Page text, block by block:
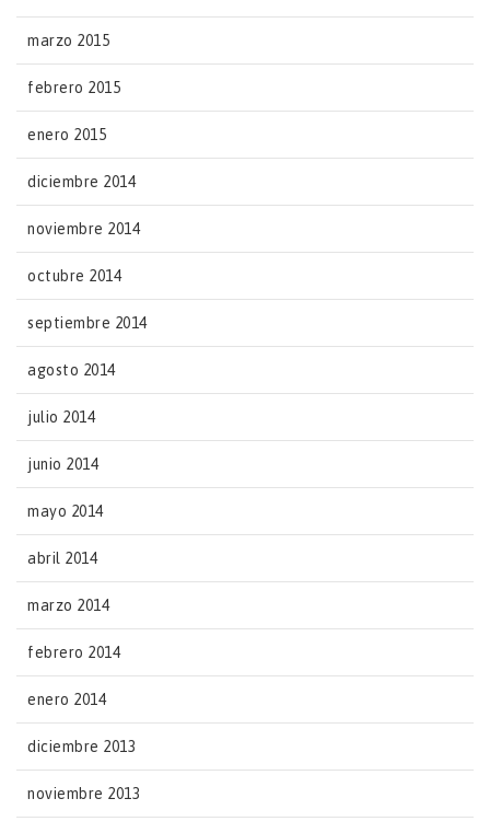
marzo 2015
febrero 2015
enero 2015
diciembre 2014
noviembre 2014
octubre 2014
septiembre 2014
agosto 2014
julio 2014
junio 2014
mayo 2014
abril 2014
marzo 2014
febrero 2014
enero 2014
diciembre 2013
noviembre 2013